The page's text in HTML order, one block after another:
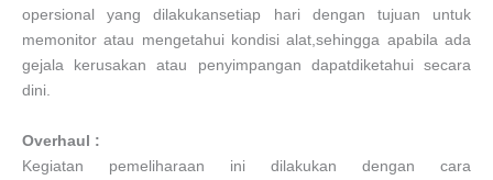
opersional yang dilakukansetiap hari dengan tujuan untuk
memonitor atau mengetahui kondisi alat,sehingga apabila ada
gejala kerusakan atau penyimpangan dapatdiketahui secara
dini.
Overhaul :
Kegiatan pemeliharaan ini dilakukan dengan cara